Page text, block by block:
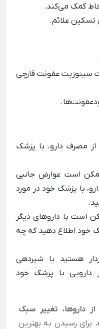
کمک می‌کند.
تسکین علائم.
سینوزیت عفونت قارچی
مصرف دارو، با پزشک
است عوارض جانبی
با پزشک خود در مورد
است با داروهای دیگر
خود اطلاع دهید که چه
هستید یا شیردهی
دارویی با پزشک خود
داروها، تغییر سبک
برای رسیدن به بهترین